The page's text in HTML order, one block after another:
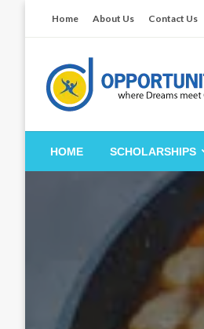
Home About Us Contact Us
Empowering Your Path to
HOME SCHOLARSHIPS